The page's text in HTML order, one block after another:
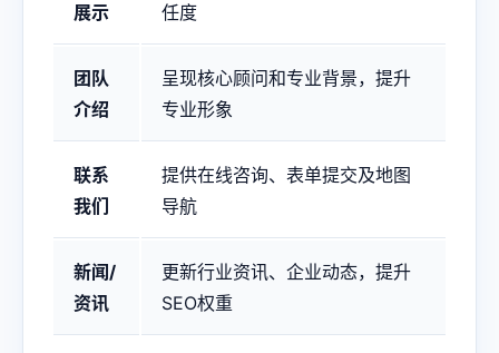
展示
任度
团队
介绍
呈现核心顾问和专业背景，提升
专业形象
联系
我们
提供在线咨询、表单提交及地图
导航
新闻/
资讯
更新行业资讯、企业动态，提升
SEO权重